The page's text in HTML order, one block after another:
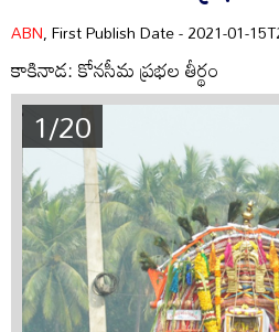
ABN, First Publish Date - 2021-01-
కాకినాడ: కోనసీమ ప్రభల తీర్థం
1/20